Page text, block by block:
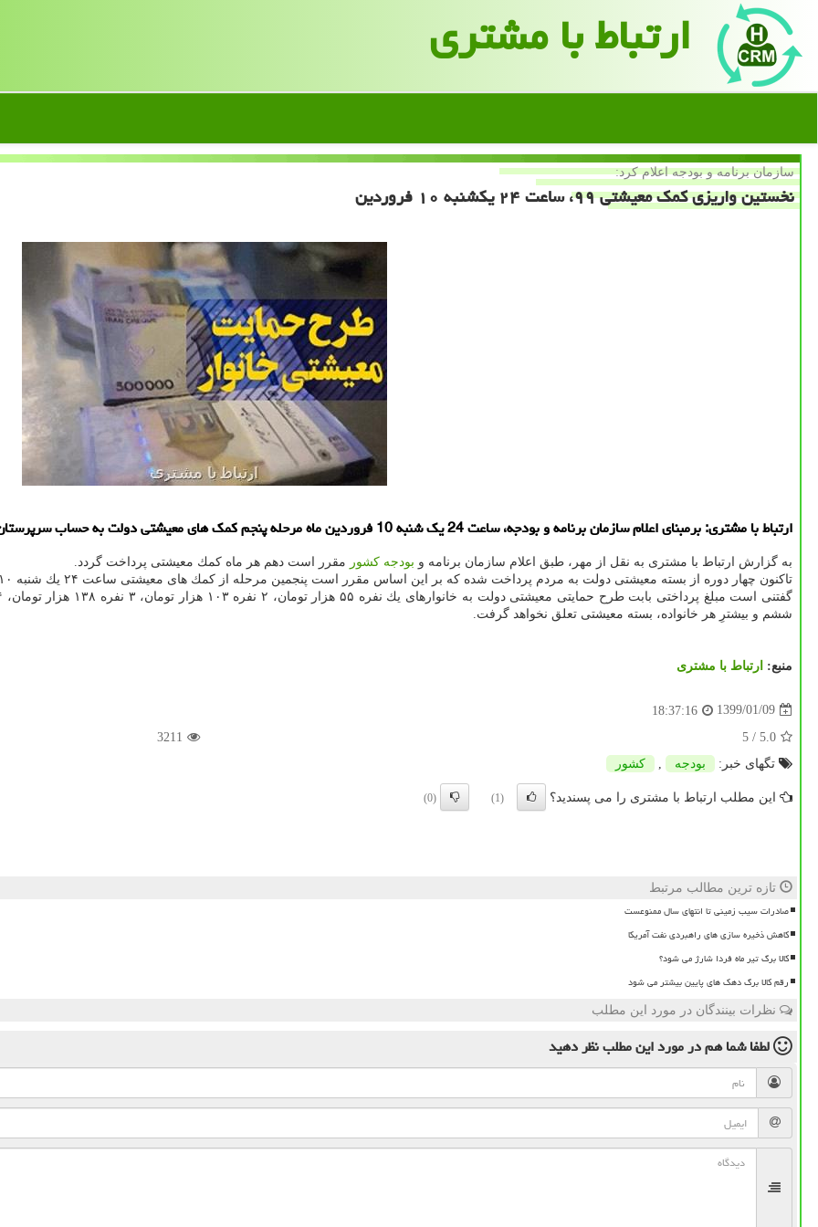
ارتباط با مشتری
سازمان برنامه و بودجه اعلام كرد:
نخستین واریزی كمك معیشتی ۹۹، ساعت ۲۴ یكشنبه ۱۰ فروردین
ارتباط با مشتری: برمبنای اعلام سازمان برنامه و بودجه، ساعت 24 یك شنبه 10 فروردین ماه مرحله پنجم كمك های معیشتی دولت به حساب سرپرستان خانوار واریز خواهد شد.
به گزارش ارتباط با مشتری به نقل از مهر، طبق اعلام سازمان برنامه و بودجه كشور مقرر است دهم هر ماه كمك معیشتی پرداخت گردد.
تاكنون چهار دوره از بسته معیشتی دولت به مردم پرداخت شده كه بر این اساس مقرر است پنجمین مرحله از كمك های معیشتی ساعت ۲۴ یك شنبه ۱۰ فروردین به حساب سرپرستان خانوار واریز شود.
ششم و بیشترِ هر خانواده، بسته معیشتی تعلق نخواهد گرفت.
منبع: ارتباط با مشتری
1399/01/09
18:37:16
5.0
/ 5
3211
تگهای خبر:
بودجه , كشور
این مطلب ارتباط با مشتری را می پسندید؟ (1)
(0)
تازه ترین مطالب مرتبط
صادرات سیب زمینی تا انتهای سال ممنوعست
کاهش ذخیره سازی های راهبردی نفت آمریکا
کالا برگ تیر ماه فردا شارژ می شود؟
رقم کالا برگ دهک های پایین بیشتر می شود
نظرات بینندگان در مورد این مطلب
لطفا شما همدر مورد این مطلبنظر دهید